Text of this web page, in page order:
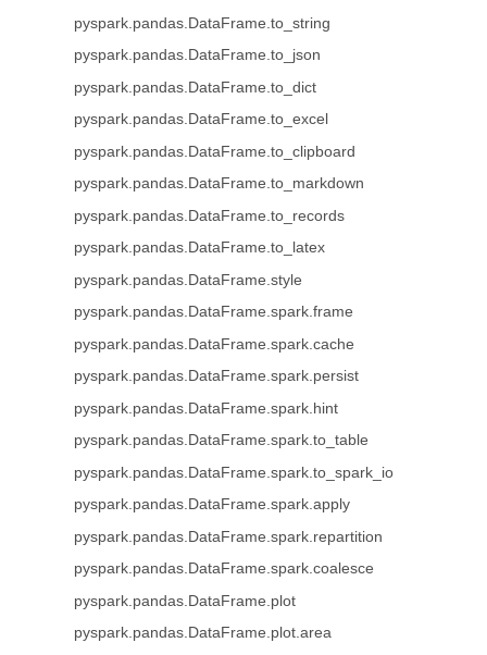
pyspark.pandas.DataFrame.to_string
pyspark.pandas.DataFrame.to_json
pyspark.pandas.DataFrame.to_dict
pyspark.pandas.DataFrame.to_excel
pyspark.pandas.DataFrame.to_clipboard
pyspark.pandas.DataFrame.to_markdown
pyspark.pandas.DataFrame.to_records
pyspark.pandas.DataFrame.to_latex
pyspark.pandas.DataFrame.style
pyspark.pandas.DataFrame.spark.frame
pyspark.pandas.DataFrame.spark.cache
pyspark.pandas.DataFrame.spark.persist
pyspark.pandas.DataFrame.spark.hint
pyspark.pandas.DataFrame.spark.to_table
pyspark.pandas.DataFrame.spark.to_spark_io
pyspark.pandas.DataFrame.spark.apply
pyspark.pandas.DataFrame.spark.repartition
pyspark.pandas.DataFrame.spark.coalesce
pyspark.pandas.DataFrame.plot
pyspark.pandas.DataFrame.plot.area